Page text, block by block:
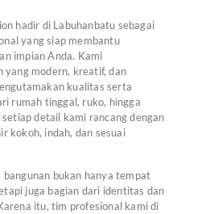
hadir di Labuhanbatu sebagai
yang siap membantu
impian Anda. Kami
yang modern, kreatif, dan
kualitas serta
rumah tinggal, ruko, hingga
detail kami rancang dengan
kokoh, indah, dan sesuai
bangunan bukan hanya tempat
juga bagian dari identitas dan
itu, tim profesional kami di